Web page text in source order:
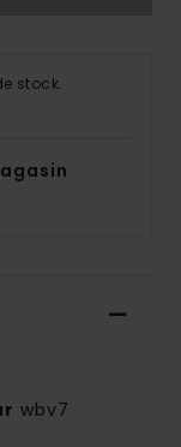
stock.
wbv7